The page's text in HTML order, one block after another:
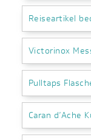
Reiseartikel
Victorinox
Pulltaps
Caran d’Ache